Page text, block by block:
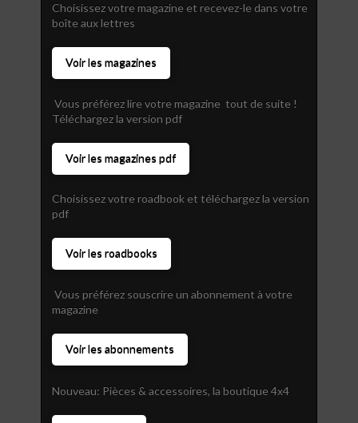
Choisissez votre magazine et recevez-le dans votre
boîte aux lettres
Voir les magazines
Vous préférez lire votre magazine tout de suite !
Téléchargez la version pdf
Voir les magazines pdf
Choisissez votre roadbook et téléchargez la version
pdf
Voir les roadbooks
Vous préférez souscrire un abonnement à votre
magazine
Voir les abonnements
Nouveau: Pièces & accessoires, la boutique 4x4